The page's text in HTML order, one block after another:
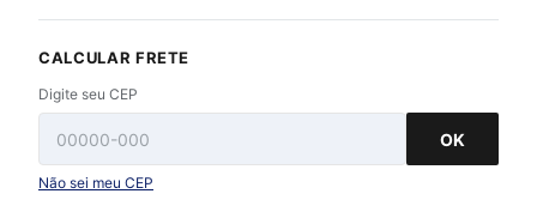
CALCULAR FRETE
Digite seu CEP
OK
Não sei meu CEP